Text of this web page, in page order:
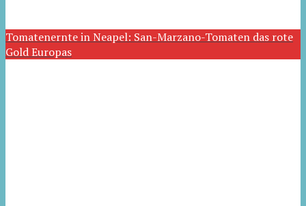
Tomatenernte in Neapel: San-Marzano-Tomaten das rote
Gold Europas